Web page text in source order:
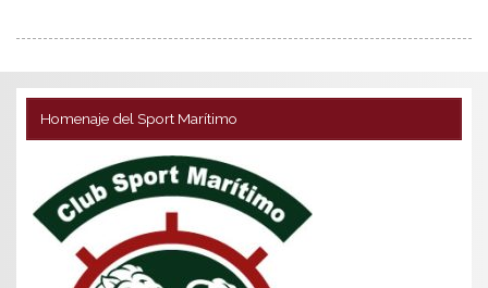
Homenaje del Sport Marítimo